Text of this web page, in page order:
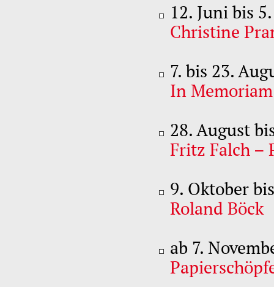
12. Juni bis
Christine
7. bis 23.
In
28. August
Fritz Falch –
9. Oktober
Roland Böck
ab 7.